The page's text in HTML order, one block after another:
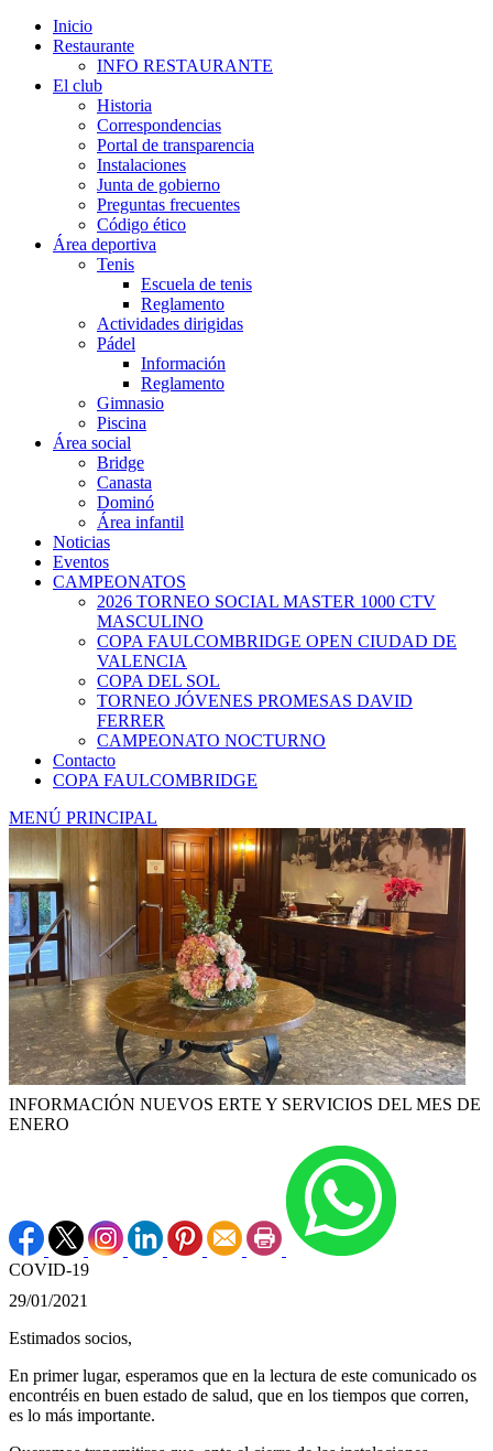
Inicio
Restaurante
INFO RESTAURANTE
El club
Historia
Correspondencias
Portal de transparencia
Instalaciones
Junta de gobierno
Preguntas frecuentes
Código ético
Área deportiva
Tenis
Escuela de tenis
Reglamento
Actividades dirigidas
Pádel
Información
Reglamento
Gimnasio
Piscina
Área social
Bridge
Canasta
Dominó
Área infantil
Noticias
Eventos
CAMPEONATOS
2026 TORNEO SOCIAL MASTER 1000 CTV
MASCULINO
COPA FAULCOMBRIDGE OPEN CIUDAD DE
VALENCIA
COPA DEL SOL
TORNEO JÓVENES PROMESAS DAVID
FERRER
CAMPEONATO NOCTURNO
Contacto
COPA FAULCOMBRIDGE
MENÚ PRINCIPAL
INFORMACIÓN NUEVOS ERTE Y SERVICIOS DEL MES DE
ENERO
COVID-19
29/01/2021
Estimados socios,
En primer lugar, esperamos que en la lectura de este comunicado os
encontréis en buen estado de salud, que en los tiempos que corren,
es lo más importante.